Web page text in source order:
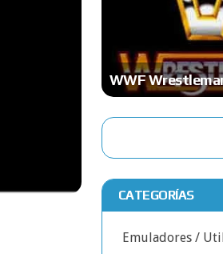
Wrestlemania (1992)
CATEGORÍAS
Emuladores /